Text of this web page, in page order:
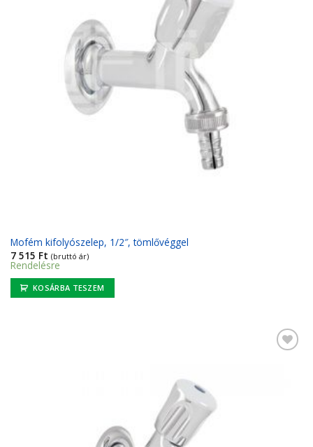
Mofém kifolyószelep, 1/2″, tömlővéggel
7 515 Ft (bruttó ár)
Rendelésre
KOSÁRBA TESZEM